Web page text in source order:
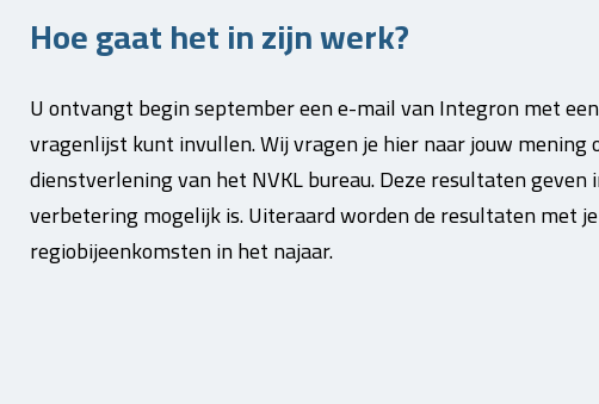
Hoe gaat het in zijn werk?
U ontvangt begin september een e-mail van Integron met
vragenlijst kunt invullen. Wij vragen je hier naar jouw mening
dienstverlening van het NVKL bureau. Deze resultaten
verbetering mogelijk is. Uiteraard worden de resultaten met
regiobijeenkomsten in het najaar.